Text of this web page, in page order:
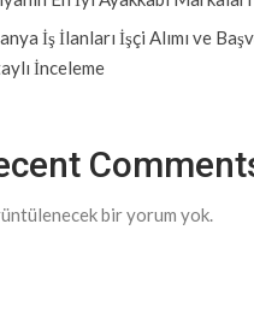
İş İlanları İşçi Alımı ve
İnceleme
bir yorum yok.